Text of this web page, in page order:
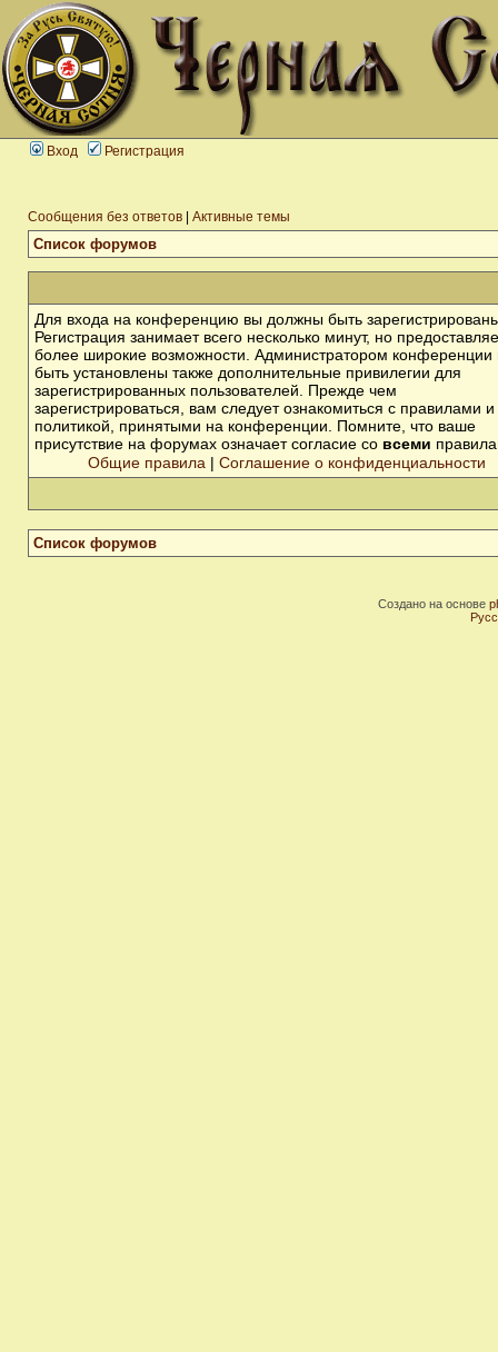
Вход Регистрация
Сообщения без ответов Активные темы
Список форумов
Для входа на конференцию вы должны быть
Регистрация занимает всего несколько минут, но
более широкие возможности. Администратором конференции
быть установлены также дополнительные привилегии для
зарегистрированных пользователей. Прежде чем
зарегистрироваться, вам следует ознакомиться с правилами и
политикой, принятыми на конференции. Помните, что ваше
присутствие на форумах означает согласие со всеми
Общие правила | Соглашение о конфиденциальности
Список форумов
Создано на основе